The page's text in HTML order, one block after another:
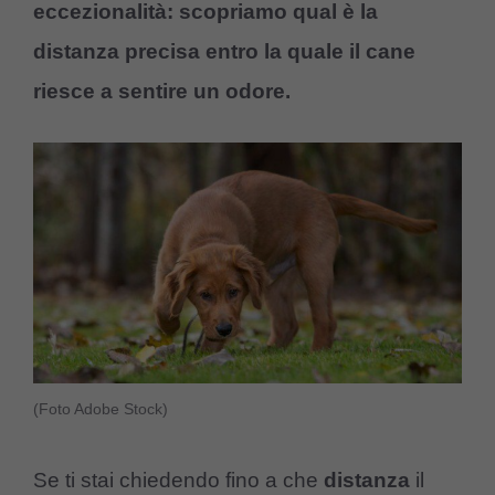
eccezionalità: scopriamo qual è la
distanza precisa entro la quale il cane
riesce a sentire un odore.
(Foto Adobe Stock)
Se ti stai chiedendo fino a che distanza il